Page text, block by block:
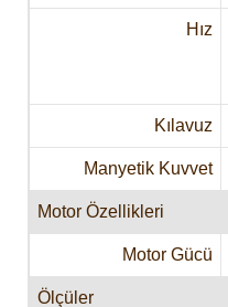
Hız
Kılavuz
Manyetik Kuvvet
Motor Özellikleri
Motor Gücü
Ölçüler